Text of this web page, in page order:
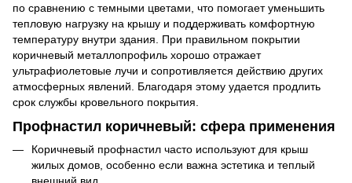
по сравнению с темными цветами, что помогает уменьшить
тепловую нагрузку на крышу и поддерживать комфортную
температуру внутри здания. При правильном покрытии
коричневый металлопрофиль хорошо отражает
ультрафиолетовые лучи и сопротивляется действию других
атмосферных явлений. Благодаря этому удается продлить
срок службы кровельного покрытия.
Профнастил коричневый: сфера применения
Коричневый профнастил часто используют для крыш
жилых домов, особенно если важна эстетика и теплый